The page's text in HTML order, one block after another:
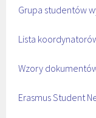
Grupa studentów
Lista
Wzory
Erasmus Student